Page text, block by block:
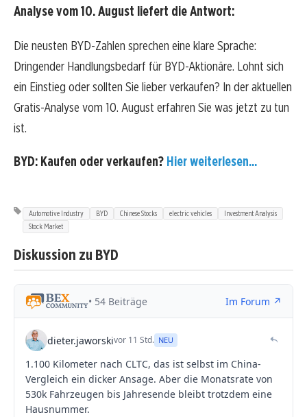
Analyse vom 10. August liefert die Antwort:
Die neusten BYD-Zahlen sprechen eine klare Sprache:
Dringender Handlungsbedarf für BYD-Aktionäre. Lohnt sich
ein Einstieg oder sollten Sie lieber verkaufen? In der aktuellen
Gratis-Analyse vom 10. August erfahren Sie was jetzt zu tun
ist.
BYD: Kaufen oder verkaufen? Hier weiterlesen...
Automotive Industry BYD Chinese Stocks electric vehicles
Investment Analysis
Stock Market
Diskussion zu BYD